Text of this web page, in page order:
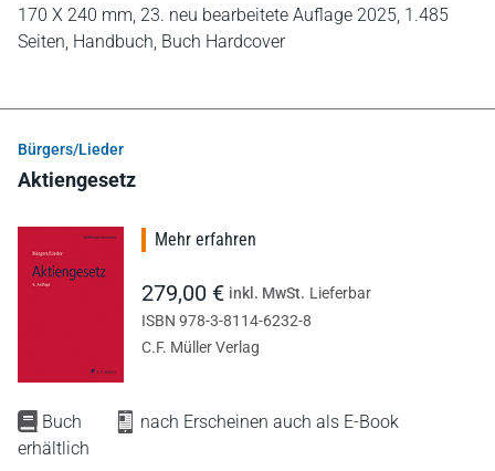
170 X 240 mm, 23. neu bearbeitete Auflage 2025, 1.485
Seiten, Handbuch, Buch Hardcover
Bürgers/Lieder
Aktiengesetz
Buch
nach Erscheinen auch als E-Book
erhältlich
Mehr erfahren
279,00 € inkl. MwSt. Lieferbar
ISBN 978-3-8114-6232-8
C.F. Müller Verlag